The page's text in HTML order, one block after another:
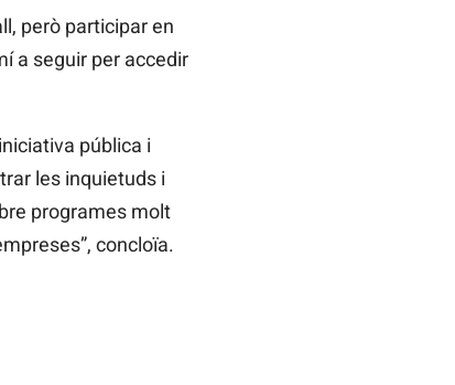
però participar en
a seguir per accedir
pública i
les inquietuds i
programes molt
concloïa.